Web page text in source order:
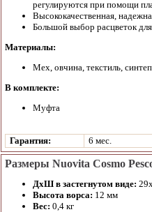
регулируются при помощи
Высококачественная,
Большой выбор расцветок
Материалы:
Мех, овчина, текстиль,
В комплекте:
Муфта
Гарантия: 6 мес.
Размеры Nuovita Cosmo
ДхШ в застегнутом виде:
Высота ворса: 12 мм
Вес: 0,4 кг